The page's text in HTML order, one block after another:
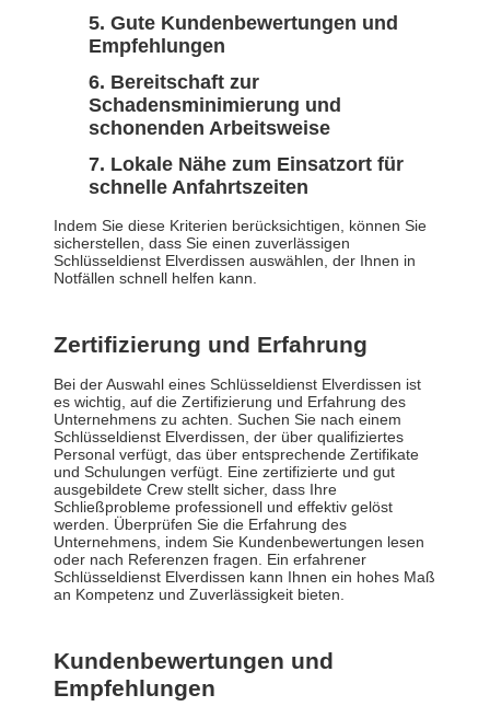
Gute Kundenbewertungen und
Empfehlungen
Bereitschaft zur
Schadensminimierung und
schonenden Arbeitsweise
Lokale Nähe zum Einsatzort für
schnelle Anfahrtszeiten
Indem Sie diese Kriterien berücksichtigen, können Sie
sicherstellen, dass Sie einen zuverlässigen
Schlüsseldienst Elverdissen auswählen, der Ihnen in
Notfällen schnell helfen kann.
Zertifizierung und Erfahrung
Bei der Auswahl eines Schlüsseldienst Elverdissen ist
es wichtig, auf die Zertifizierung und Erfahrung des
Unternehmens zu achten. Suchen Sie nach einem
Schlüsseldienst Elverdissen, der über qualifiziertes
Personal verfügt, das über entsprechende Zertifikate
und Schulungen verfügt. Eine zertifizierte und gut
ausgebildete Crew stellt sicher, dass Ihre
Schließprobleme professionell und effektiv gelöst
werden. Überprüfen Sie die Erfahrung des
Unternehmens, indem Sie Kundenbewertungen lesen
oder nach Referenzen fragen. Ein erfahrener
Schlüsseldienst Elverdissen kann Ihnen ein hohes Maß
an Kompetenz und Zuverlässigkeit bieten.
Kundenbewertungen und
Empfehlungen